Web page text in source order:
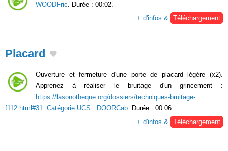
WOODFric. Durée : 00:02.
+ d'infos & Téléchargement
Placard
Ouverture et fermeture d'une porte de placard légère (x2).
Apprenez à réaliser le bruitage d'un grincement :
https://lasonotheque.org/dossiers/techniques-bruitage-
f112.html#31
Catégorie UCS : DOORCab . Durée : 00:06.
+ d'infos &
Téléchargement